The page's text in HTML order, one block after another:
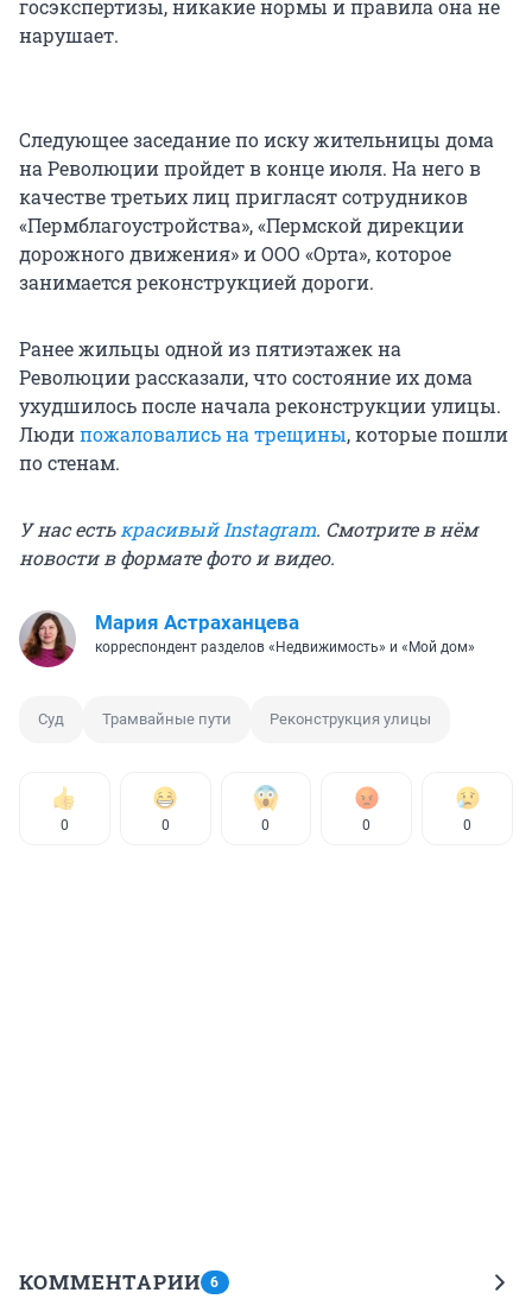
госэкспертизы, никакие нормы и правила она не
нарушает.
Следующее заседание по иску жительницы дома
на Революции пройдет в конце июля. На него в
качестве третьих лиц пригласят сотрудников
«Пермблагоустройства», «Пермской дирекции
дорожного движения» и ООО «Орта», которое
занимается реконструкцией дороги.
Ранее жильцы одной из пятиэтажек на
Революции рассказали, что состояние их дома
ухудшилось после начала реконструкции улицы.
Людипожаловались на трещины, которые пошли
по стенам.
У нас есть красивый Instagram. Смотрите в нём
новости в формате фото и видео.
Мария Астраханцева
корреспондент разделов «Недвижимость» и «Мой дом»
Суд Трамвайные пути Реконструкция улицы
0 0 0 0 0
КОММЕНТАРИИ 6